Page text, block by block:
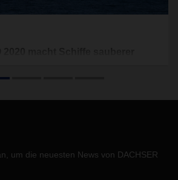
um die neuesten News von DACHSER